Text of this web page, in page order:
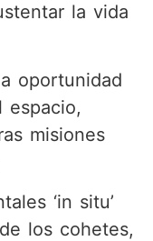
la vida
oportunidad
espacio,
misiones
‘in situ’
los cohetes,